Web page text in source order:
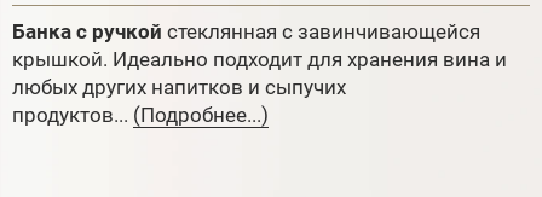
Банка с ручкой стеклянная с завинчивающейся
крышкой. Идеально подходит для хранения вина и
любых других напитков и сыпучих
продуктов... (Подробнее...)